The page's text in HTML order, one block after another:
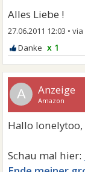
Alles Liebe !
27.06.2011 12:03 •
x 1
A